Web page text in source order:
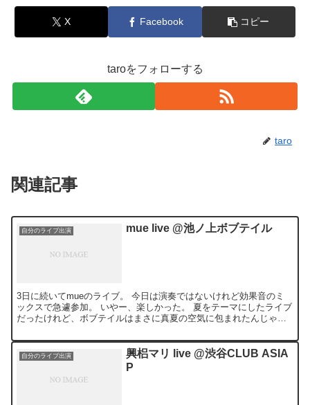
X Facebook コピー
taroをフォローする
taro
関連記事
自分のライブ出演 mue live @池ノ上ボブテイル
3日に続いてmueのライブ。 今日は演奏ではないけれど効果音のミ
ックスで急遽参加。 いやー、楽しかった。 夏をテーマにしたライブ
だったけれど、ボブテイルはまさに真夏の空気に包まれたんじゃな
自分のライブ出演
興梠マリ live @渋谷CLUB ASIA
P